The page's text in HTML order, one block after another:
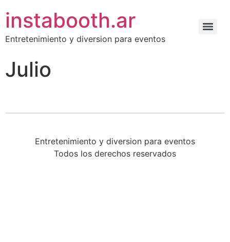
instabooth.ar
Entretenimiento y diversion para eventos
Julio
Entretenimiento y diversion para eventos
Todos los derechos reservados